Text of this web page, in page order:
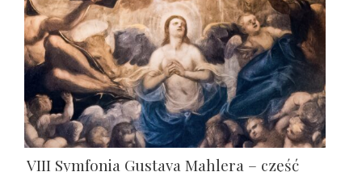
VIII Symfonia Gustava Mahlera – część